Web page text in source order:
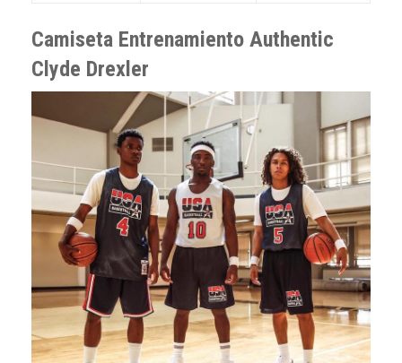
Camiseta Entrenamiento Authentic
Clyde Drexler